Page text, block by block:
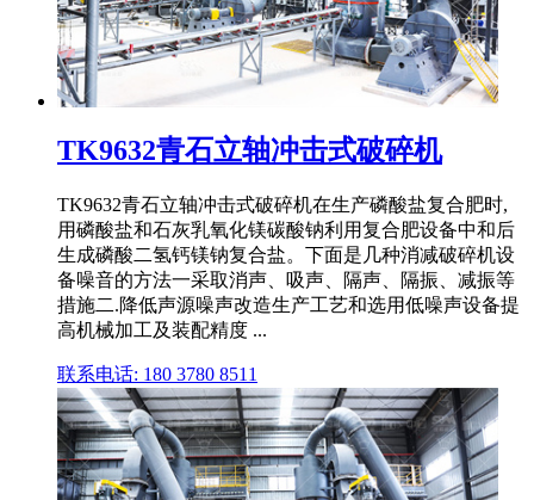
TK9632青石立轴冲击式破碎机
TK9632青石立轴冲击式破碎机在生产磷酸盐复合肥时,
用磷酸盐和石灰乳氧化镁碳酸钠利用复合肥设备中和后
生成磷酸二氢钙镁钠复合盐。下面是几种消减破碎机设
备噪音的方法一采取消声、吸声、隔声、隔振、减振等
措施二.降低声源噪声改造生产工艺和选用低噪声设备提
高机械加工及装配精度 ...
联系电话: 180 3780 8511